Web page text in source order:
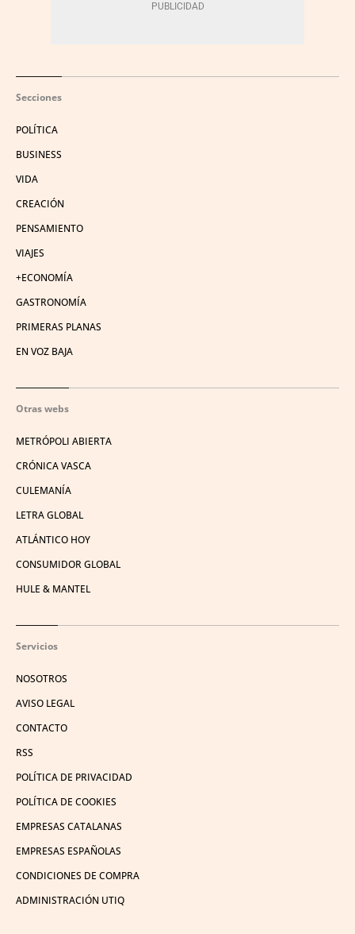
Secciones
POLÍTICA
BUSINESS
VIDA
CREACIÓN
PENSAMIENTO
VIAJES
+ECONOMÍA
GASTRONOMÍA
PRIMERAS PLANAS
EN VOZ BAJA
Otras webs
METRÓPOLI ABIERTA
CRÓNICA VASCA
CULEMANÍA
LETRA GLOBAL
ATLÁNTICO HOY
CONSUMIDOR GLOBAL
HULE & MANTEL
Servicios
NOSOTROS
AVISO LEGAL
CONTACTO
RSS
POLÍTICA DE PRIVACIDAD
POLÍTICA DE COOKIES
EMPRESAS CATALANAS
EMPRESAS ESPAÑOLAS
CONDICIONES DE COMPRA
ADMINISTRACIÓN UTIQ